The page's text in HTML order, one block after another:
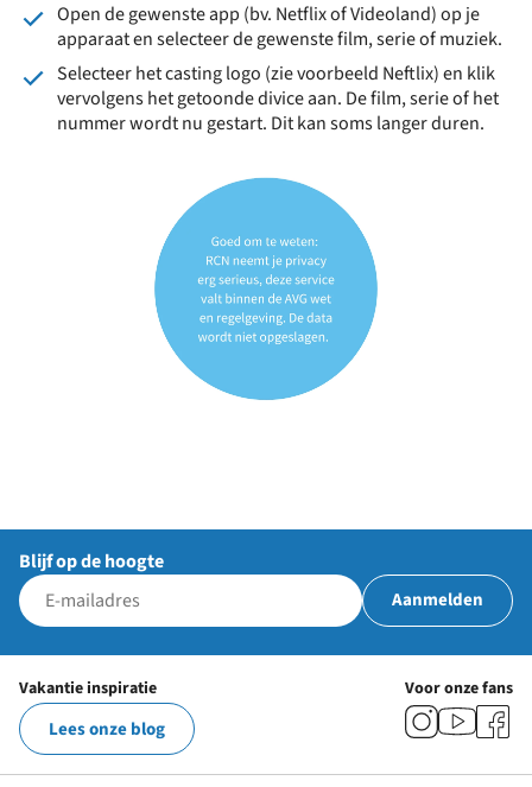
Open de gewenste app (bv. Netflix of Videoland) op je
apparaat en selecteer de gewenste film, serie of muziek.
Selecteer het casting logo (zie voorbeeld Neftlix) en klik
vervolgens het getoonde divice aan. De film, serie of het
nummer wordt nu gestart. Dit kan soms langer duren.
Blijf op de hoogte
Aanmelden
Vakantie inspiratie
Lees onze blog
Voor onze fans